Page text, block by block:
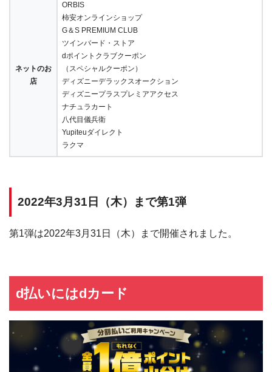
ネットのお
店
ORBIS
柿安オンラインショップ
G＆S PREMIUM CLUB
ツインバード・ストア
dポイントクラブクーポン
（スペシャルクーポン）
ディズニーデラックスオークション
ディズニープラスプレミアアクセス
ナチュラカート
八代目儀兵衛
Yupiteuダイレクト
ラクマ
2022年3月31日（木）まで第1弾
第1弾は2022年3月31日（木）まで開催されました。
d払いにはdカード